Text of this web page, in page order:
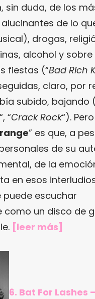
sin duda, de los
de lo
drogas,
alcohol y
fiestas (“Bad Rich
claro, por
subido, bajando
“, “Crack Rock“).
” es que, a
de su
de la
en esos
escuchar
un disco de
[leer más]
6. Bat For Lashes